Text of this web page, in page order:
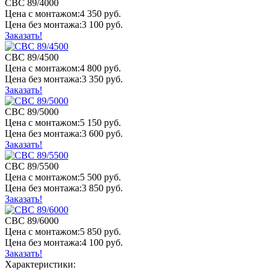
СВС 89/4000
Цена с монтажом:4 350 руб.
Цена без монтажа:3 100 руб.
Заказать!
СВС 89/4500
Цена с монтажом:4 800 руб.
Цена без монтажа:3 350 руб.
Заказать!
СВС 89/5000
Цена с монтажом:5 150 руб.
Цена без монтажа:3 600 руб.
Заказать!
СВС 89/5500
Цена с монтажом:5 500 руб.
Цена без монтажа:3 850 руб.
Заказать!
СВС 89/6000
Цена с монтажом:5 850 руб.
Цена без монтажа:4 100 руб.
Заказать!
Характеристики: